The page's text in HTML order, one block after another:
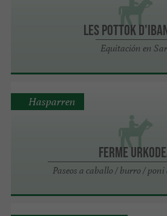
LES POTTOK
Equitación en
FERME
Paseos a caballo / burro /
Hasparren